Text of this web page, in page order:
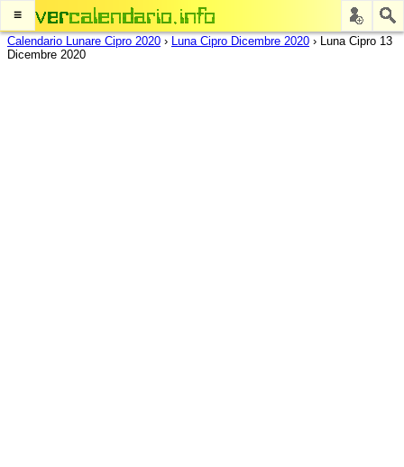
≡
Calendario Lunare Cipro 2020 › Luna Cipro Dicembre 2020 › Luna Cipro 13
Dicembre 2020